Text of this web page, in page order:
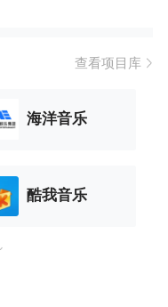
查看项目库
海洋音乐
酷我音乐